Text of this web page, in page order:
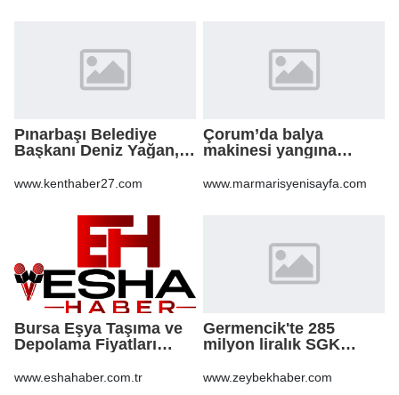
Pınarbaşı Belediye
Başkanı Deniz Yağan,
www.kenthaber27.com
Çorum’da balya
makinesi yangına
anız küle döndü
www.marmarisyenisayfa.com
Bursa Eşya Taşıma ve
Depolama Fiyatları
İçin Bilinmesi
www.eshahaber.com.tr
Germencik'te 285
milyon liralık SGK
kararı
www.zeybekhaber.com